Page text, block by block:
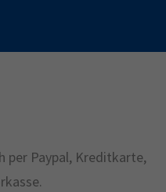
per Paypal, Kreditkarte,